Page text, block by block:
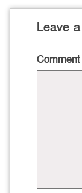
Leave
Comment